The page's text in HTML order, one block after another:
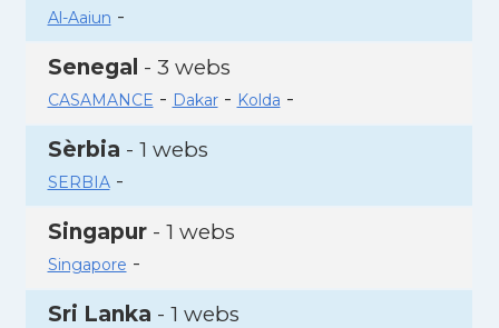
Al-Aaiun -
Senegal - 3 webs
CASAMANCE - Dakar- Kolda -
Sèrbia - 1 webs
SERBIA-
Singapur- 1 webs
Singapore -
Sri Lanka - 1 webs